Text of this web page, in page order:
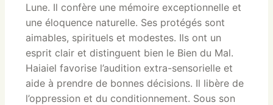
Lune. Il confère une mémoire exceptionnelle et
une éloquence naturelle. Ses protégés sont
aimables, spirituels et modestes. Ils ont un
esprit clair et distinguent bien le Bien du Mal.
Haiaiel favorise l’audition extra-sensorielle et
aide à prendre de bonnes décisions. Il libère de
l’oppression et du conditionnement. Sous son